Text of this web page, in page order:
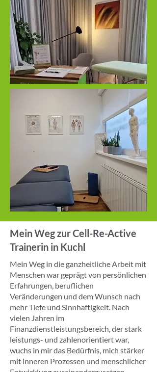
Mein Weg zur Cell-Re-Active
Trainerin in Kuchl
Mein Weg in die ganzheitliche Arbeit mit
Menschen war geprägt von persönlichen
Erfahrungen, beruflichen
Veränderungen und dem Wunsch nach
mehr Tiefe und Sinnhaftigkeit. Nach
vielen Jahren im
Finanzdienstleistungsbereich, der stark
leistungs- und zahlenorientiert war,
wuchs in mir das Bedürfnis, mich stärker
mit inneren Prozessen und menschlicher